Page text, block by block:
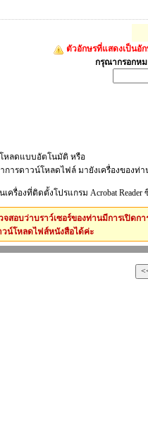
ตัวอักษรที่แสดงเป็นอั
กรุณากรอกหม
หลดแบบอัตโนมัติ หรือ
การดาวน์โหลดไฟล์ มายังเครื่องของท่า
ครื่องที่ติดตั้งโปรแกรม Acrobat
อบว่าบราว์เซอร์ของท่านมีการเปิดก
วน์โหลดไฟส์หนังสือได้ค่ะ